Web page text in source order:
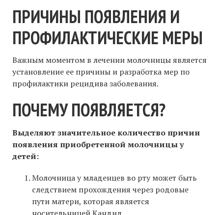
ПРИЧИНЫ ПОЯВЛЕНИЯ И
ПРОФИЛАКТИЧЕСКИЕ МЕРЫ
Важным моментом в лечении молочницы является
установление ее причины и разработка мер по
профилактики рецидива заболевания.
ПОЧЕМУ ПОЯВЛЯЕТСЯ?
Выделяют значительное количество причин
появления приобретенной молочницы у
детей:
Молочница у младенцев во рту может быть
следствием прохождения через родовые
пути матери, которая является